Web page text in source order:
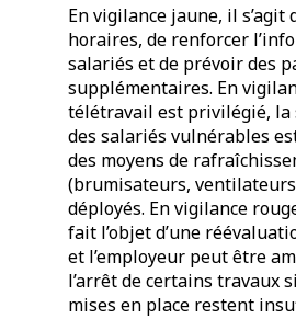
En vigilance jaune, il s’agit
horaires, de renforcer
salariés et de prévoir des
supplémentaires. En
télétravail est privilégié, la
des salariés vulnérables
des moyens de
(brumisateurs,
déployés. En vigilance
fait l’objet d’une
et l’employeur peut être
l’arrêt de certains travaux
mises en place restent